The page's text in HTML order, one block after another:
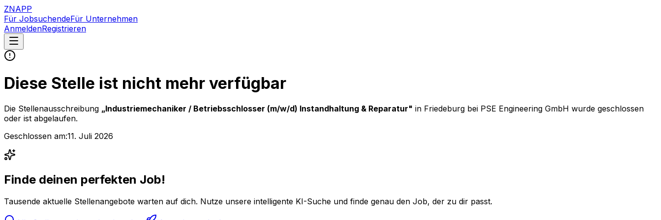
ZNAPP
Für JobsuchendeFür Unternehmen
AnmeldenRegistrieren
Diese Stelle ist nicht mehr verfügbar
Die Stellenausschreibung „Industriemechaniker / Betriebsschlosser (m/w/d) Instandhaltung & Reparatur" in Friedeburg bei PSE Engineering GmbH wurde geschlossen
oder ist abgelaufen.
Geschlossen am:11. Juli 2026
Finde deinen perfekten Job!
Tausende aktuelle Stellenangebote warten auf dich. Nutze unsere intelligente KI-Suche und finde genau den Job, der zu dir passt.